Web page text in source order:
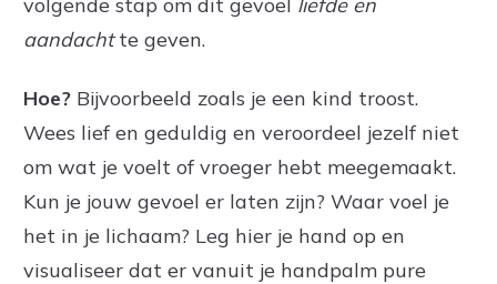
aandachtte geven.
Hoe? Bijvoorbeeld zoals je een kind troost.
Wees lief en geduldig en veroordeel jezelf niet
om wat je voelt of vroeger hebt meegemaakt.
Kun je jouw gevoel er laten zijn? Waar voel je
het in je lichaam? Leg hier je hand op en
visualiseer dat er vanuit je handpalm pure